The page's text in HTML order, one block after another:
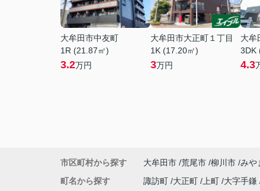
大牟田市中友町
1R (21.87㎡)
3.2万円
大牟田市大正町１丁目
1K (17.20㎡)
3万円
大牟
3DK
4.3
市区町村から探す 大牟田市 荒尾市 柳川市 みや
町名から探す
諏訪町 大正町 上町 大字手鎌